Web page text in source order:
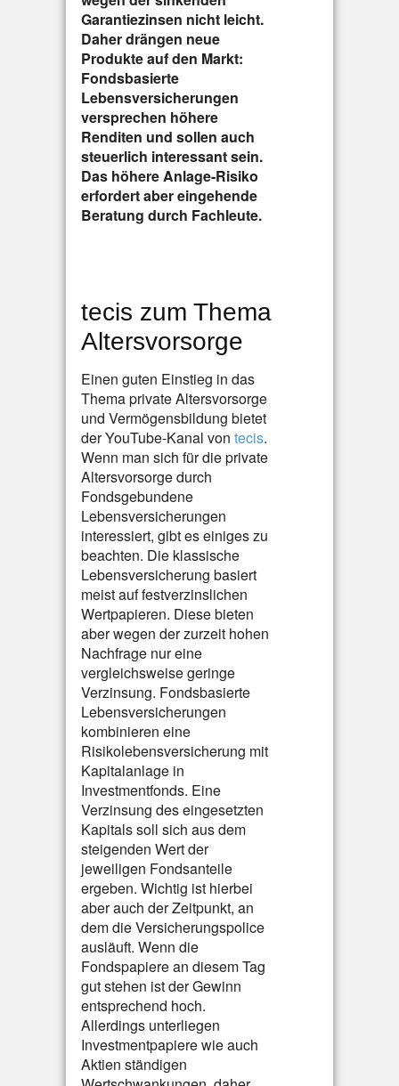
Garantiezinsen nicht leicht.
Daher drängen neue
Produkte auf den Markt:
Fondsbasierte
Lebensversicherungen
versprechen höhere
Renditen und sollen auch
steuerlich interessant sein.
Das höhere Anlage-Risiko
erfordert aber eingehende
Beratung durch Fachleute.
tecis zum Thema
Altersvorsorge
Einen guten Einstieg in das
Thema private Altersvorsorge
und Vermögensbildung bietet
der YouTube-Kanal von tecis.
Wenn man sich für die private
Altersvorsorge durch
Fondsgebundene
Lebensversicherungen
interessiert, gibt es einiges zu
beachten. Die klassische
Lebensversicherung basiert
meist auf festverzinslichen
Wertpapieren. Diese bieten
aber wegen der zurzeit hohen
Nachfrage nur eine
vergleichsweise geringe
Verzinsung. Fondsbasierte
Lebensversicherungen
kombinieren eine
Risikolebensversicherung mit
Kapitalanlage in
Investmentfonds. Eine
Verzinsung des eingesetzten
Kapitals soll sich aus dem
steigenden Wert der
jeweiligen Fondsanteile
ergeben. Wichtig ist hierbei
aber auch der Zeitpunkt, an
dem die Versicherungspolice
ausläuft. Wenn die
Fondspapiere an diesem Tag
gut stehen ist der Gewinn
entsprechend hoch.
Allerdings unterliegen
Investmentpapiere wie auch
Aktien ständigen